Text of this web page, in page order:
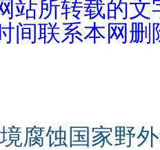
站所转载的
间联系本网删
腐蚀国家野